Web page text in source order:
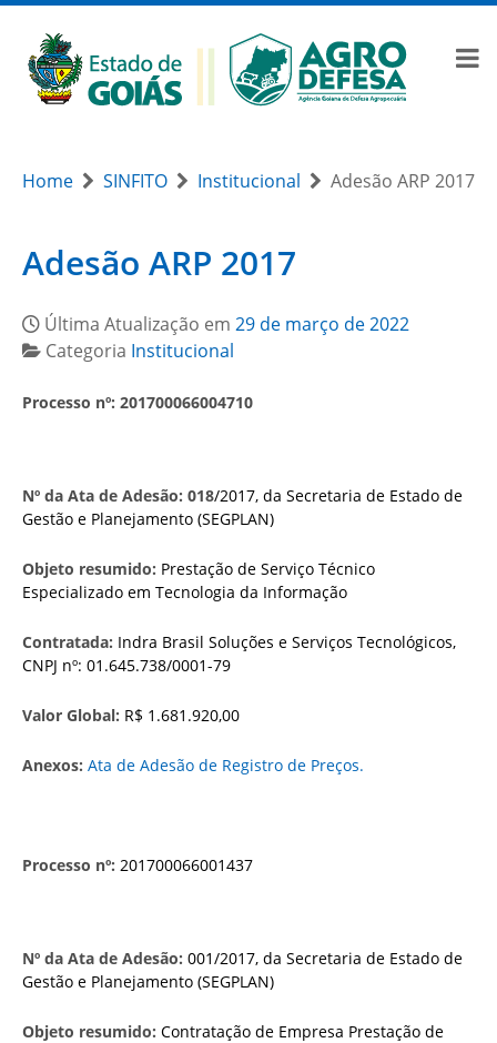
Home SINFITO Institucional Adesão ARP 2017
Adesão ARP 2017
Última Atualização em 29 de março de 2022
Categoria Institucional
Processo nº: 201700066004710
Nº da Ata de Adesão: 018/2017, da Secretaria de Estado de
Gestão e Planejamento (SEGPLAN)
Objeto resumido: Prestação de Serviço Técnico
Especializado em Tecnologia da Informação
Contratada: Indra Brasil Soluções e Serviços Tecnológicos,
CNPJ nº: 01.645.738/0001-79
Valor Global: R$ 1.681.920,00
Anexos: Ata de Adesão de Registro de Preços.
Processo nº: 201700066001437
Nº da Ata de Adesão: 001/2017, da Secretaria de Estado de
Gestão e Planejamento (SEGPLAN)
Objeto resumido: Contratação de Empresa Prestação de